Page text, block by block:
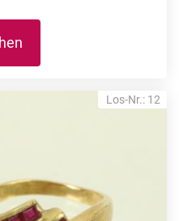
Los-Nr.: 12